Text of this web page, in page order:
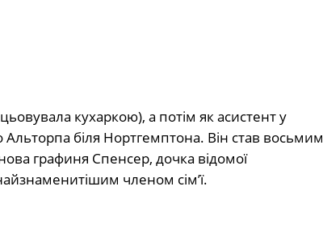
кухаркою), а потім як асистент у
біля Нортгемптона. Він став восьмим
графиня Спенсер, дочка відомої
членом сім’ї.